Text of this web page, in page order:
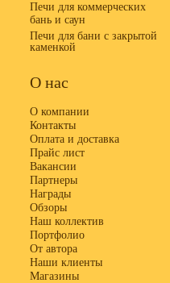
Печи для коммерческих
бань и саун
Печи для бани с закрытой
каменкой
О нас
О компании
Контакты
Оплата и доставка
Прайс лист
Вакансии
Партнеры
Награды
Обзоры
Наш коллектив
Портфолио
От автора
Наши клиенты
Магазины